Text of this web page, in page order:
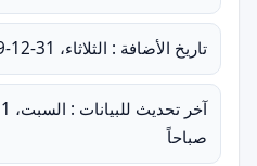
تاريخ الأضافة : الثلاثاء، 31-12-2019
صباحاً